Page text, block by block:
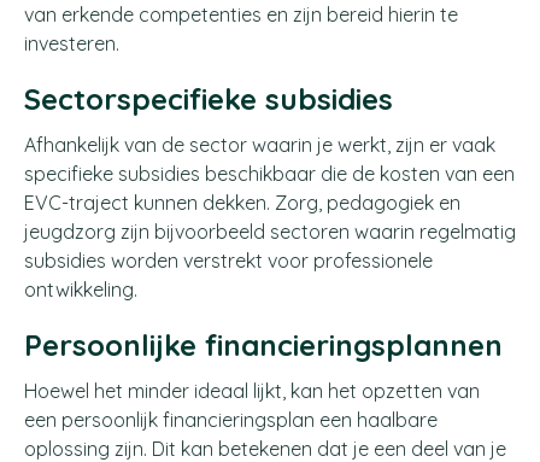
van erkende competenties en zijn bereid hierin te
investeren.
Sectorspecifieke subsidies
Afhankelijk van de sector waarin je werkt, zijn er vaak
specifieke subsidies beschikbaar die de kosten van een
EVC-traject kunnen dekken. Zorg, pedagogiek en
jeugdzorg zijn bijvoorbeeld sectoren waarin regelmatig
subsidies worden verstrekt voor professionele
ontwikkeling.
Persoonlijke financieringsplannen
Hoewel het minder ideaal lijkt, kan het opzetten van
een persoonlijk financieringsplan een haalbare
oplossing zijn. Dit kan betekenen dat je een deel van je